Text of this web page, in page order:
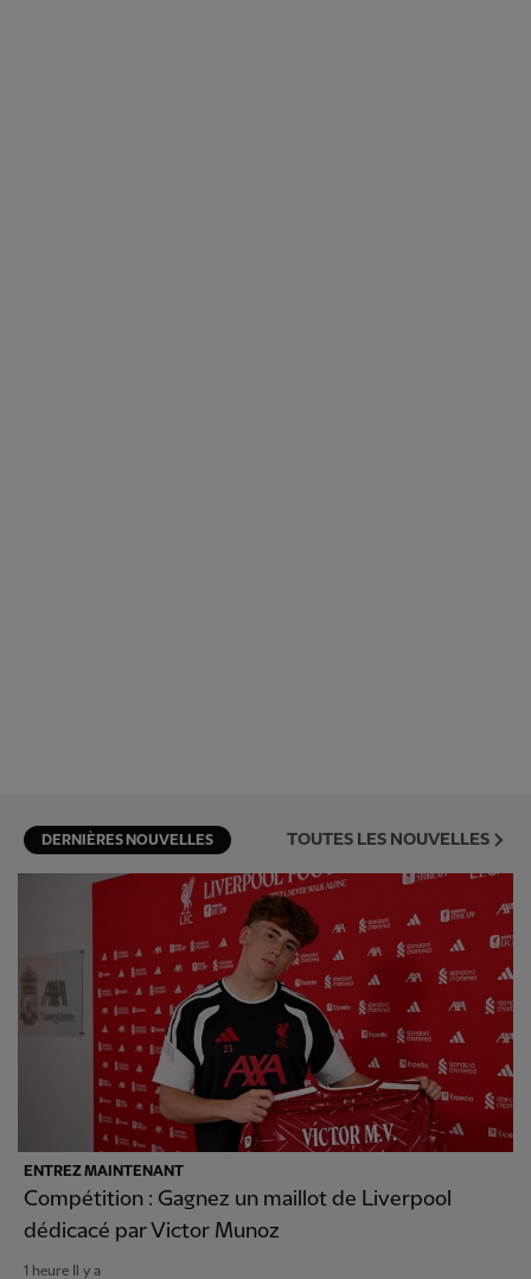
DERNIÈRES NOUVELLES TOUTES LES NOUVELLES
ENTREZ MAINTENANT
Compétition : Gagnez un maillot de Liverpool
dédicacé par Victor Munoz
1 heure Il y a